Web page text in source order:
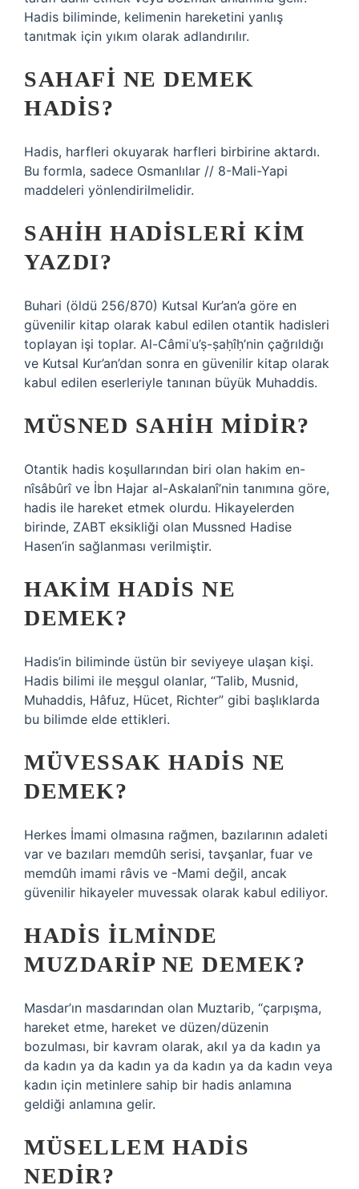
Hadis biliminde, kelimenin hareketini yanlış
tanıtmak için yıkım olarak adlandırılır.
SAHAFI NE DEMEK
HADIS?
Hadis, harfleri okuyarak harfleri birbirine aktardı.
Bu formla, sadece Osmanlılar // 8-Mali-Yapi
maddeleri yönlendirilmelidir.
SAHIH HADISLERI KIM
YAZDI?
Buhari (öldü 256/870) Kutsal Kur’an’a göre en
güvenilir kitap olarak kabul edilen otantik hadisleri
toplayan işi toplar. Al-Câmiʿu’ṣ-ṣaḥîḥ’nin çağrıldığı
ve Kutsal Kur’an’dan sonra en güvenilir kitap olarak
kabul edilen eserleriyle tanınan büyük Muhaddis.
MÜSNED SAHIH MIDIR?
Otantik hadis koşullarından biri olan hakim en-
nîsâbûrî ve İbn Hajar al-Askalanî’nin tanımına göre,
hadis ile hareket etmek olurdu. Hikayelerden
birinde, ZABT eksikliği olan Mussned Hadise
Hasen’in sağlanması verilmiştir.
HAKIM HADIS NE
DEMEK?
Hadis’in biliminde üstün bir seviyeye ulaşan kişi.
Hadis bilimi ile meşgul olanlar, “Talib, Musnid,
Muhaddis, Hâfuz, Hücet, Richter” gibi başlıklarda
bu bilimde elde ettikleri.
MÜVESSAK HADIS NE
DEMEK?
Herkes İmami olmasına rağmen, bazılarının adaleti
var ve bazıları memdûh serisi, tavşanlar, fuar ve
memdûh imami râvis ve -Mami değil, ancak
güvenilir hikayeler muvessak olarak kabul ediliyor.
HADIS ILMINDE
MUZDARIP NE DEMEK?
Masdar’ın masdarından olan Muztarib, “çarpışma,
hareket etme, hareket ve düzen/düzenin
bozulması, bir kavram olarak, akıl ya da kadın ya
da kadın ya da kadın ya da kadın ya da kadın veya
kadın için metinlere sahip bir hadis anlamına
geldiği anlamına gelir.
MÜSELLEM HADIS
NEDIR?